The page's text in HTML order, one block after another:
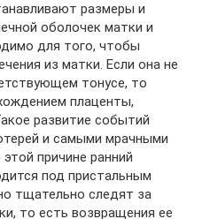
размеры и
оболочек матки и
для того, чтобы
из матки. Если она не
тонусе, то
плаценты,
развитие событий
и самыми мрачными
причине ранний
под пристальным
тщательно следят за
то есть возвращения ее